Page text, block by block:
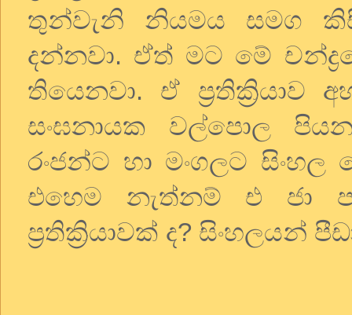
තුන්වැනි නියමය සමග
දන්නවා. ඒත් මට මේ
තියෙනවා. ඒ ප්‍රතික්‍රියාව
සංඝනායක වල්පොල
රංජන්ට හා මංගලට සිංහල
එහෙම නැත්නම් එ ජා
ප්‍රතික්‍රියාවක් ද? සිංහලයන්